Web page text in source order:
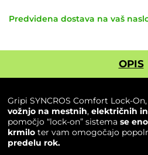
Predvidena dostava na vaš
OPIS
Gripi SYNCROS Comfort Lock-On,
vožnjo na mestnih, električnih
pomočjo “lock-on” sistema se
krmiloter vam omogočajo
predelu rok.